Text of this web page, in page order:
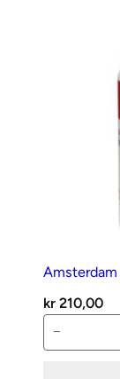
kr 210,00
Standard
−